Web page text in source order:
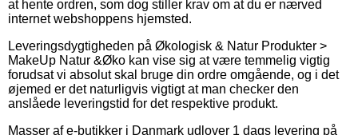
at hente ordren, som dog stiller krav om at du er nærved
internet webshoppens hjemsted.
Leveringsdygtigheden på Økologisk & Natur Produkter >
MakeUp Natur &Øko kan vise sig at være temmelig vigtig
forudsat vi absolut skal bruge din ordre omgående, og i det
øjemed er det naturligvis vigtigt at man checker den
anslåede leveringstid for det respektive produkt.
Masser af e-butikker i Danmark udlover 1 dags levering på